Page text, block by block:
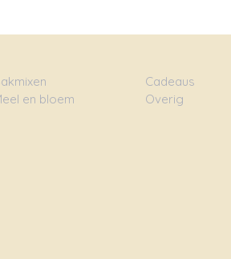
en bloem
Cadeaus
Overig